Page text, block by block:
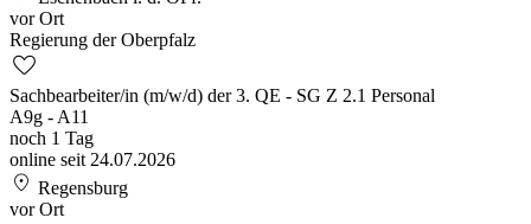
vor Ort
Regierung der Oberpfalz
favorite
Sachbearbeiter/in (m/w/d) der 3. QE - SG Z 2.1 Personal
A9g - A11
noch 1 Tag
online seit 24.07.2026
location_on Regensburg
vor Ort